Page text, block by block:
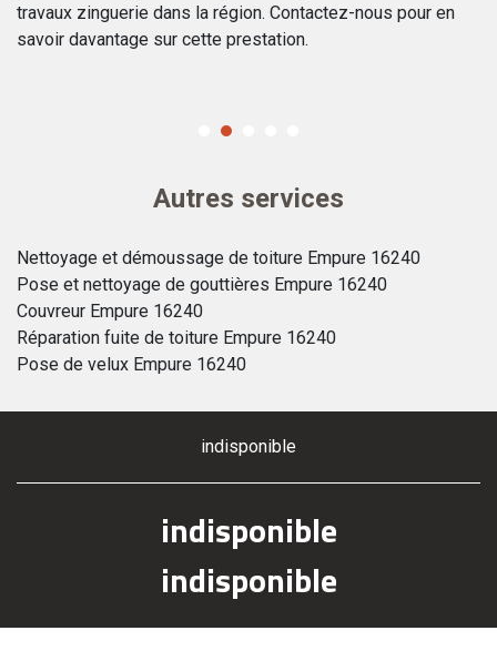
travaux zinguerie dans la région. Contactez-nous pour en
savoir davantage sur cette prestation.
Autres services
Nettoyage et démoussage de toiture Empure 16240
Pose et nettoyage de gouttières Empure 16240
Couvreur Empure 16240
Réparation fuite de toiture Empure 16240
Pose de velux Empure 16240
indisponible
indisponible
indisponible